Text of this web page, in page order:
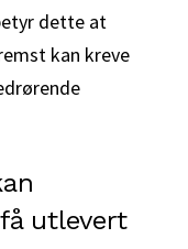
dette at
kan kreve
utlevert